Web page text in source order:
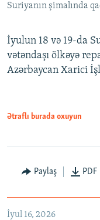
Suriyanın şimalında
İyulun 18 və 19-da
vətəndaşı ölkəyə
Azərbaycan Xarici
Ətraflı burada oxuyun
Paylaş PDF
İyul 16, 2026